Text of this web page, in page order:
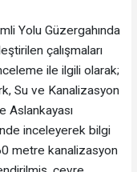
Yolu Güzergahında
çalışmaları
ile ilgili olarak;
Su ve Kanalizasyon
Aslankayası
inceleyerek bilgi
metre kanalizasyon